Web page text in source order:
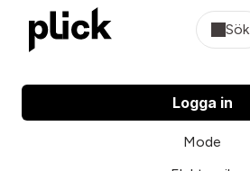
Sök
Logga in
Mode